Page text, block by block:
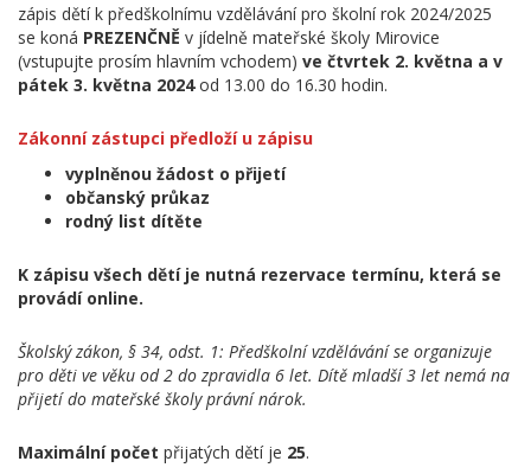
zápis dětí k předškolnímu vzdělávání pro školní rok 2024/2025
se koná PREZENČNĚ v jídelně mateřské školy Mirovice
(vstupujte prosím hlavním vchodem) ve čtvrtek 2. května a v
pátek 3. května 2024od 13.00 do 16.30 hodin.
Zákonní zástupci předloží u zápisu
vyplněnou žádost o přijetí
občanský průkaz
rodný list dítěte
K zápisu všech dětí je nutná rezervace termínu, která se
provádí online.
Školský zákon, § 34, odst. 1: Předškolní vzdělávání se organizuje
pro děti ve věku od 2 do zpravidla 6 let. Dítě mladší 3 let nemá na
přijetí do mateřské školy právní nárok.
Maximální počet přijatých dětí je 25.